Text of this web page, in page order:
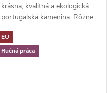
krásna, kvalitná a ekologická
portugalská kamenina. Rôzne
tvary, farby, vzory a veľkosti.
Objednajte si ich v našom e-
shope.
EU
Ručná práca